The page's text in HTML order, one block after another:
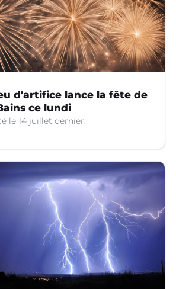
d'artifice lance la fête de
ce lundi
le 14 juillet dernier.